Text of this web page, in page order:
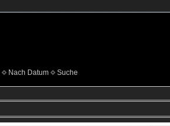
Nach Datum Suche